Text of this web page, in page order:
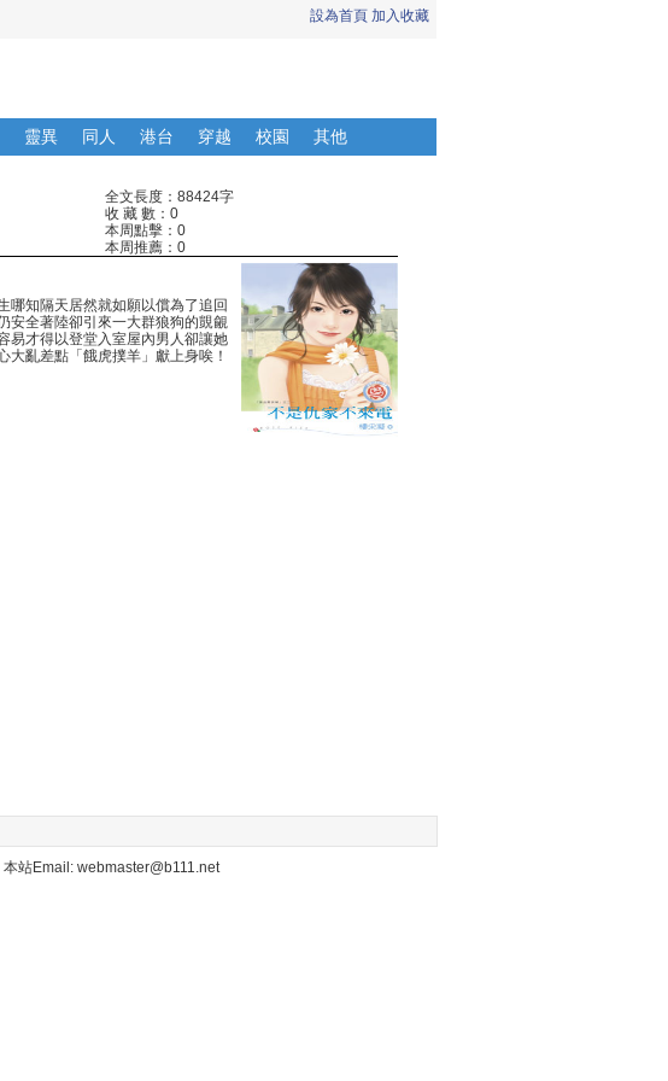
設為首頁 加入收藏
靈異 同人 港台 穿越 校園 其他
全文長度：88424字
收 藏 數：0
本周點擊：0
本周推薦：0
知隔天居然就如願以償為了追回
安全著陸卻引來一大群狼狗的覬覦
易才得以登堂入室屋內男人卻讓她
亂差點「餓虎撲羊」獻上身唉！
站Email: webmaster@b111.net